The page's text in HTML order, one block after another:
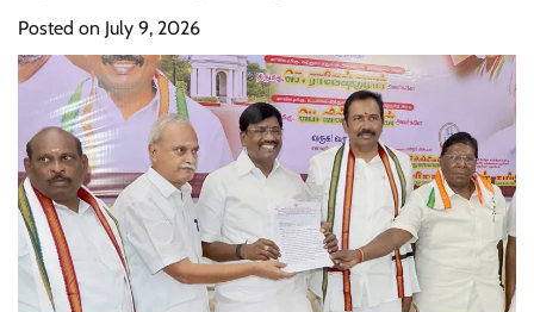
Posted on July 9, 2026